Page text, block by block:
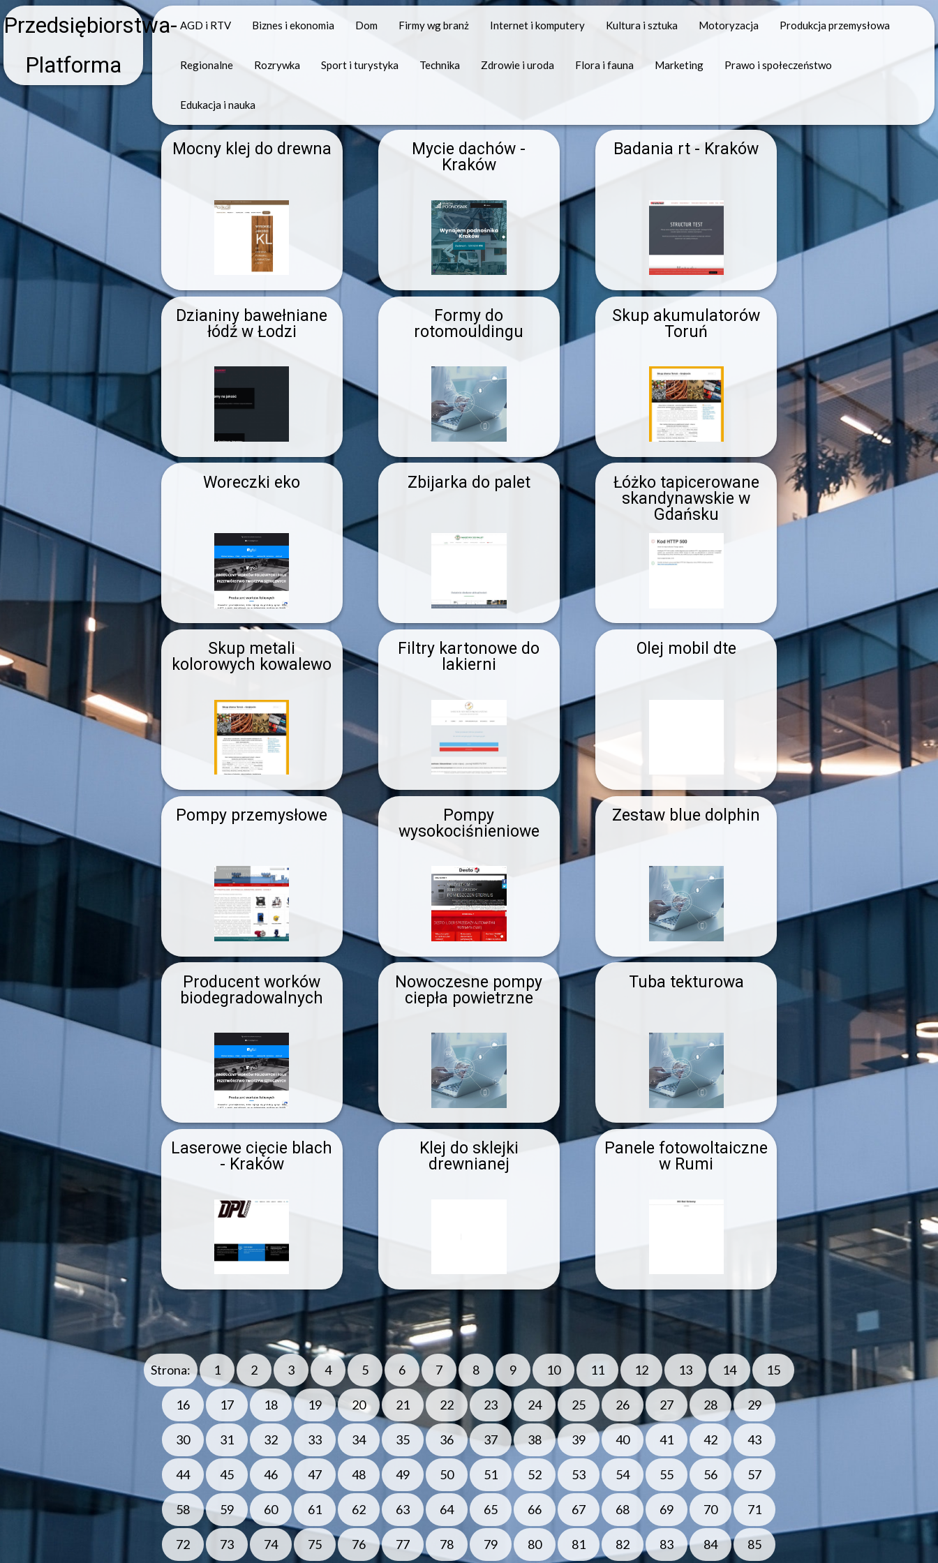
Przedsiębiorstwa-
Platforma
AGD i RTV Biznes i ekonomia Dom Firmy wg branż Internet i komputery Kultura i sztuka Motoryzacja Produkcja przemysłowa
Regionalne Rozrywka Sport i turystyka Technika Zdrowie i uroda Flora i fauna Marketing Prawo i społeczeństwo
Edukacja i nauka
Mocny klej do drewna
Mycie dachów -
Kraków
Badania rt - Kraków
Dzianiny bawełniane
łódź w Łodzi
Formy do
rotomouldingu
Skup akumulatorów
Toruń
Woreczki eko Zbijarka do palet
Łóżko tapicerowane
skandynawskie w
Gdańsku
Skup metali
kolorowych kowalewo
Filtry kartonowe do
lakierni
Olej mobil dte
Pompy przemysłowe
Pompy
wysokociśnieniowe
Zestaw blue dolphin
Producent worków
biodegradowalnych
Nowoczesne pompy
ciepła powietrzne
Tuba tekturowa
Laserowe cięcie blach
- Kraków
Klej do sklejki
drewnianej
Panele fotowoltaiczne
w Rumi
Strona: 1 2 3 4 5 6 7 8 9 10 11 12 13 14 15
16 17 18 19 20 21 22 23 24 25 26 27 28 29
30 31 32 33 34 35 36 37 38 39 40 41 42 43
44 45 46 47 48 49 50 51 52 53 54 55 56 57
58 59 60 61 62 63 64 65 66 67 68 69 70 71
72 73 74 75 76 77 78 79 80 81 82 83 84 85